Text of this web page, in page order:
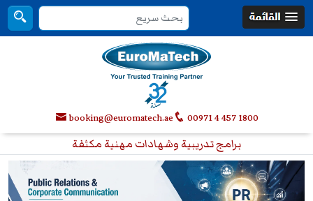
00971 4 457 1800
booking@euromatech.ae
برامج تدريبية وشهادات مهنية مكثفة